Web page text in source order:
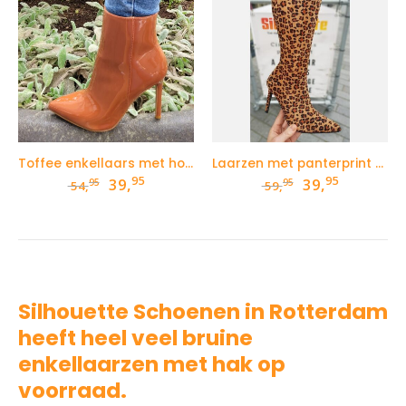
Toffee enkellaars met hoge hak in lak
54,95 Oorspronkelijke
prijs
39,95Huidige
Laarzen met panterprint en naaldhak
59,95
prijs
39,95Huidige
Silhouette Schoenen in Rotterdam
heeft heel veel bruine
enkellaarzen met hak op
voorraad.